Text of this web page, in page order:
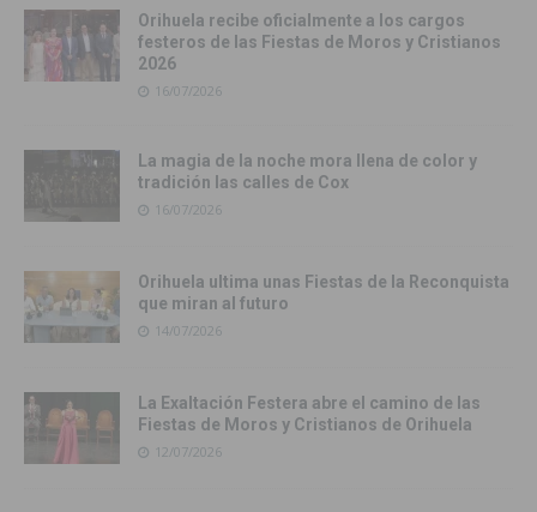
Orihuela recibe oficialmente a los cargos
festeros de las Fiestas de Moros y Cristianos
2026
16/07/2026
La magia de la noche mora llena de color y
tradición las calles de Cox
16/07/2026
Orihuela ultima unas Fiestas de la Reconquista
que miran al futuro
14/07/2026
La Exaltación Festera abre el camino de las
Fiestas de Moros y Cristianos de Orihuela
12/07/2026